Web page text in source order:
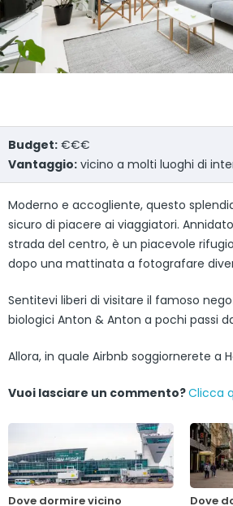
Budget: €€€
Vantaggio: vicino a molti luoghi di
Moderno e accogliente, questo
sicuro di piacere ai viaggiatori.
strada del centro, è un piacevole
dopo una mattinata a fotografare
Sentitevi liberi di visitare il famoso
biologici Anton & Anton a pochi passi
Allora, in quale Airbnb soggiornerete a
Vuoi lasciare un commento?Clicca
Dove dormire vicino
Dove